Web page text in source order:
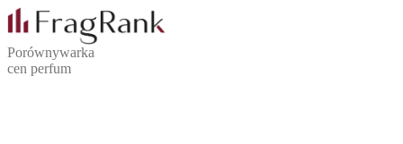
Porównywarka
cen perfum